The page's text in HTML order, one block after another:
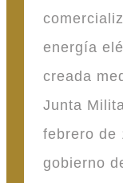
energía
creada
Junta
febrero de
gobierno